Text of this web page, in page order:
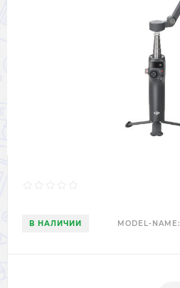
В НАЛИЧИИ MODEL-NAME: